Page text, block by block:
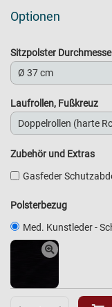
Optionen
Sitzpolster
Laufrollen, Fußkreuz
Zubehör und Extras
Gasfeder
Polsterbezug
Med. Kunstleder -